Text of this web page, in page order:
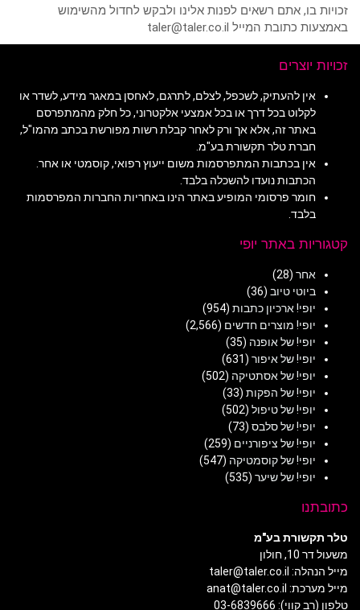
זכויות בו, אתם רשאים לפנות אלינו ולבקש לחדול מהשימוש
באמצעות כתובת המייל taler@taler.co.il
זכויות יוצרים
אין להעתיק, לשכפל, לצלם, לתרגם, לאחסן במאגר מידע, לשדר או
לקלוט בכל דרך או בכל אמצעי אלקטרוני, כל חלק מהמתפרסם
באתר זה, אלא אך ורק לאחר קבלת רשות מפורשת בכתב מהמו"ל,
חברת טלר תקשורת בע"מ.
אין בכתבות המתפרסמות משום ייעוץ רפואי, קוסמטי או אחר.
הכתבות נועדו להשכלה בלבד.
חומר פרסומי המופיע באתר הינו באחריות החברות המפרסמות
בלבד.
קטגוריות באתר יופי
אחר (28)
ביוטי טיוב (36)
יופי! ארכיון כתבות (954)
יופי! מוצרים חדשים (2,566)
יופי! של אופנה (35)
יופי! של איפור (631)
יופי! של אסתטיקה (502)
יופי! של הפקות (33)
יופי! של טיפול (502)
יופי! של סלבס (73)
יופי! של ציפורניים (259)
יופי! של קוסמטיקה (547)
יופי! של שיער (535)
כתובתנו
טלר תקשורת בע"מ
משעול דר 10, חולון
מייל הנהלה: taler@taler.co.il
מייל מערכת: anat@taler.co.il
טלפון (רב קווי): 03-6839666